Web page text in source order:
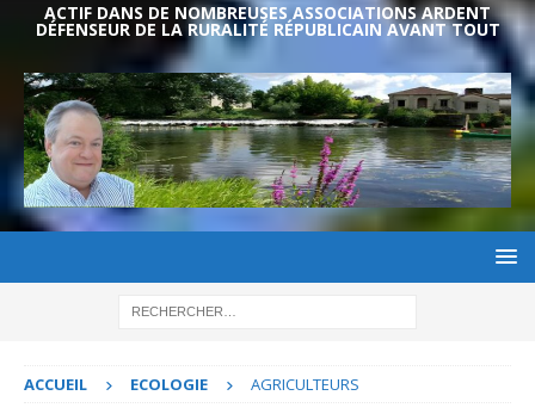
ACTIF DANS DE NOMBREUSES ASSOCIATIONS ARDENT
DÉFENSEUR DE LA RURALITÉ RÉPUBLICAIN AVANT TOUT
ACCUEIL ECOLOGIE AGRICULTEURS